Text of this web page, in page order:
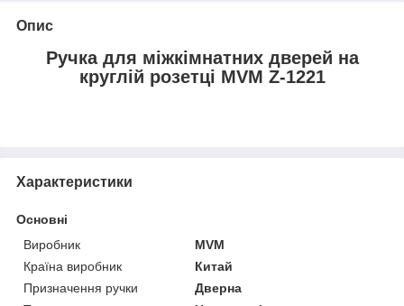
Опис
Ручка для міжкімнатних дверей на
круглій розетці MVM Z-1221
Характеристики
Основні
Виробник
MVM
Країна виробник
Китай
Призначення ручки
Дверна